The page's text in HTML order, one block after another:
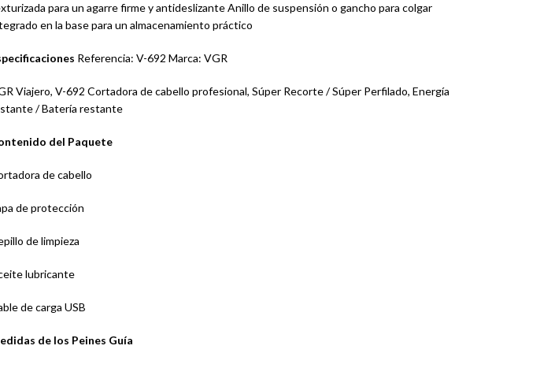
para un agarre firme y antideslizante Anillo de suspensión o gancho para colgar
en la base para un almacenamiento práctico
Referencia: V-692 Marca: VGR
Viajero, V-692 Cortadora de cabello profesional, Súper Recorte / Súper Perfilado, Energía
/ Batería restante
del Paquete
de cabello
de protección
de limpieza
lubricante
de carga USB
de los Peines Guía